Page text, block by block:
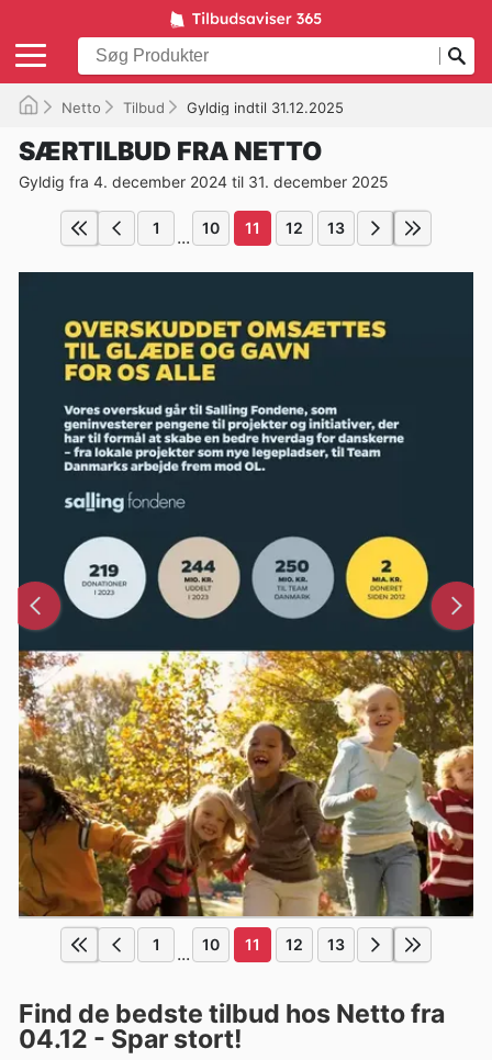
Netto Tilbud Gyldig indtil 31.12.2025
SÆRTILBUD FRA NETTO
Gyldig fra 4. december 2024 til 31. december 2025
1 ... 10 11 12 13
1 ... 10 11 12 13
Find de bedste tilbud hos Netto fra
04.12 - Spar stort!